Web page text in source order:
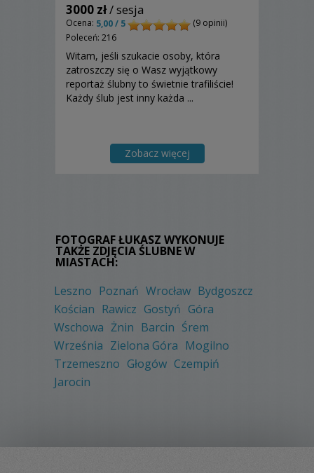
3000 zł/ sesja
Ocena: 5,00 / 5
(9 opinii)
Poleceń: 216
Witam, jeśli szukacie osoby, która
zatroszczy się o Wasz wyjątkowy
reportaż ślubny to świetnie trafiliście!
Każdy ślub jest inny każda ...
Zobacz więcej
FOTOGRAF ŁUKASZ WYKONUJE
TAKŻE ZDJĘCIA ŚLUBNE W
MIASTACH:
Leszno Poznań Wrocław Bydgoszcz
Kościan Rawicz Gostyń Góra
Wschowa Żnin Barcin Śrem
Września Zielona Góra Mogilno
Trzemeszno Głogów Czempiń
Jarocin